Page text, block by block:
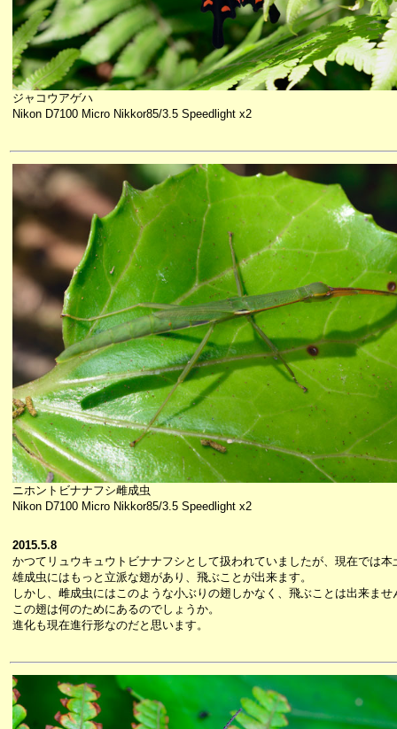
ジャコウアゲハ
Nikon D7100 Micro Nikkor85/3.5 Speedlight x2
ニホントビナナフシ雌成虫
Nikon D7100 Micro Nikkor85/3.5 Speedlight x2
2015.5.8
かつてリュウキュウトビナナフシとして扱われていましたが、現在では
雄成虫にはもっと立派な翅があり、飛ぶことが出来ます。
しかし、雌成虫にはこのような小ぶりの翅しかなく、飛ぶことは出来ませ
この翅は何のためにあるのでしょうか。
進化も現在進行形なのだと思います。